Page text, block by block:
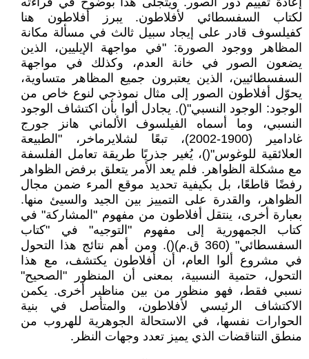
لكتاب السفسطائي لأفلاطون. يبرز أفلاطون هنا
كفيلسوف قادر على إيجاد سبيل ثالث في مسألة مكانة
المظاهر ووجود الصورة: "في مواجهة الإيليين، الذين
يضعون الصور في خانة العدم، وكذلك في مواجهة
السفسطائيين، الذين يعتبرون جميع المظاهر متساوية،
يحوّل أفلاطون الصور إلى مثال نموذجي لنوع خاص من
الوجود: الوجود النسبي"(). يجادل ألوا بأن اكتشاف الوجود
النسبي، وما أسماه الفيلسوف الألماني هانز جورج
غادامير (1900-2002)، تبعًا لشلايرماخر، "الطبيعة
العلائقية للوغوس"()، يُغير جذريًا طريقة تعامل الفلسفة
مع مشكلة الظواهر. فلم يعد الأمر يتعلق برفض الظواهر
رفضًا قاطعًا، بل بكيفية تحديد موقع المرء ضمن مجال
الظواهر، والقدرة على التمييز بين الجيد والسيئ منها.
بعبارة أخرى، ينتقل أفلاطون من مفهوم "المشاركة" في
كتاب الجمهورية إلى مفهوم "التوجيه" في "كتاب
السفسطائي" (360 ق.م)(). ومن أهم نتائج هذا التحول
في مشروع ألوا العام، أن أفلاطون يكتشف، مع هذا
التحول، حتمية النسبية، بمعنى أن المنظور "الصحيح"
نسبي فقط، فهو منظور من بين مناظير أخرى. يكمن
الاكتشاف الرئيسي لأفلاطون، والمتأصل في بنية
الحوارات نفسها، في الاستحالة الجوهرية للهروب من
منطق التناقضات الذي يميز تعدد وجهات النظر.